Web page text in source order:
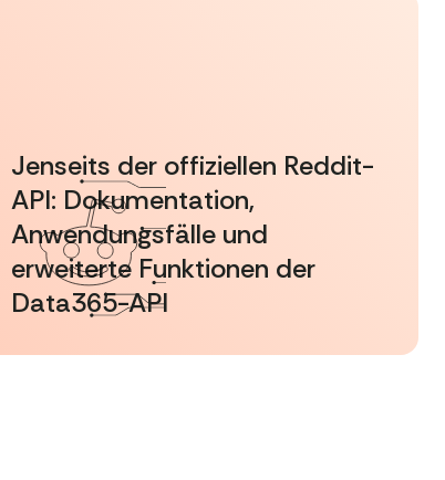
Jenseits der offiziellen Reddit-
API: Dokumentation,
Anwendungsfälle und
erweiterte Funktionen der
Data365-API